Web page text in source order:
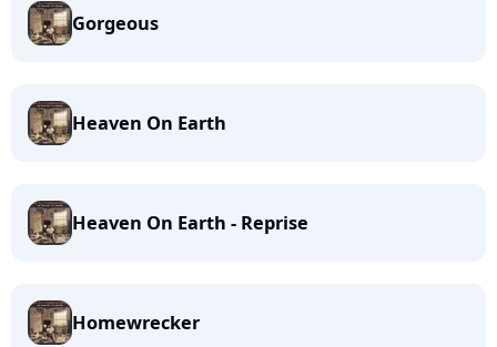
Gorgeous
Heaven On Earth
Heaven On Earth - Reprise
Homewrecker